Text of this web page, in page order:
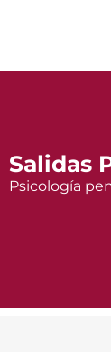
Salidas
Psicología